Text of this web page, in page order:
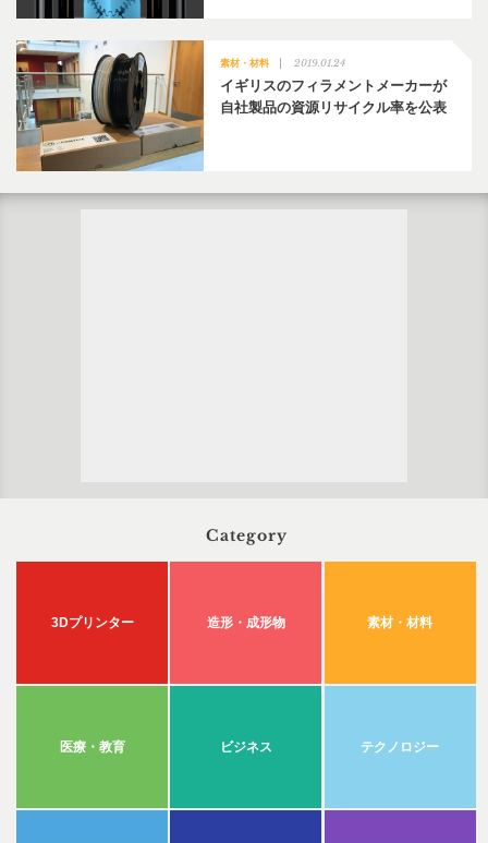
素材・材料 2019.01.24
イギリスのフィラメントメーカーが
自社製品の資源リサイクル率を公表
Category
3Dプリンター 造形・成形物 素材・材料
医療・教育 ビジネス テクノロジー